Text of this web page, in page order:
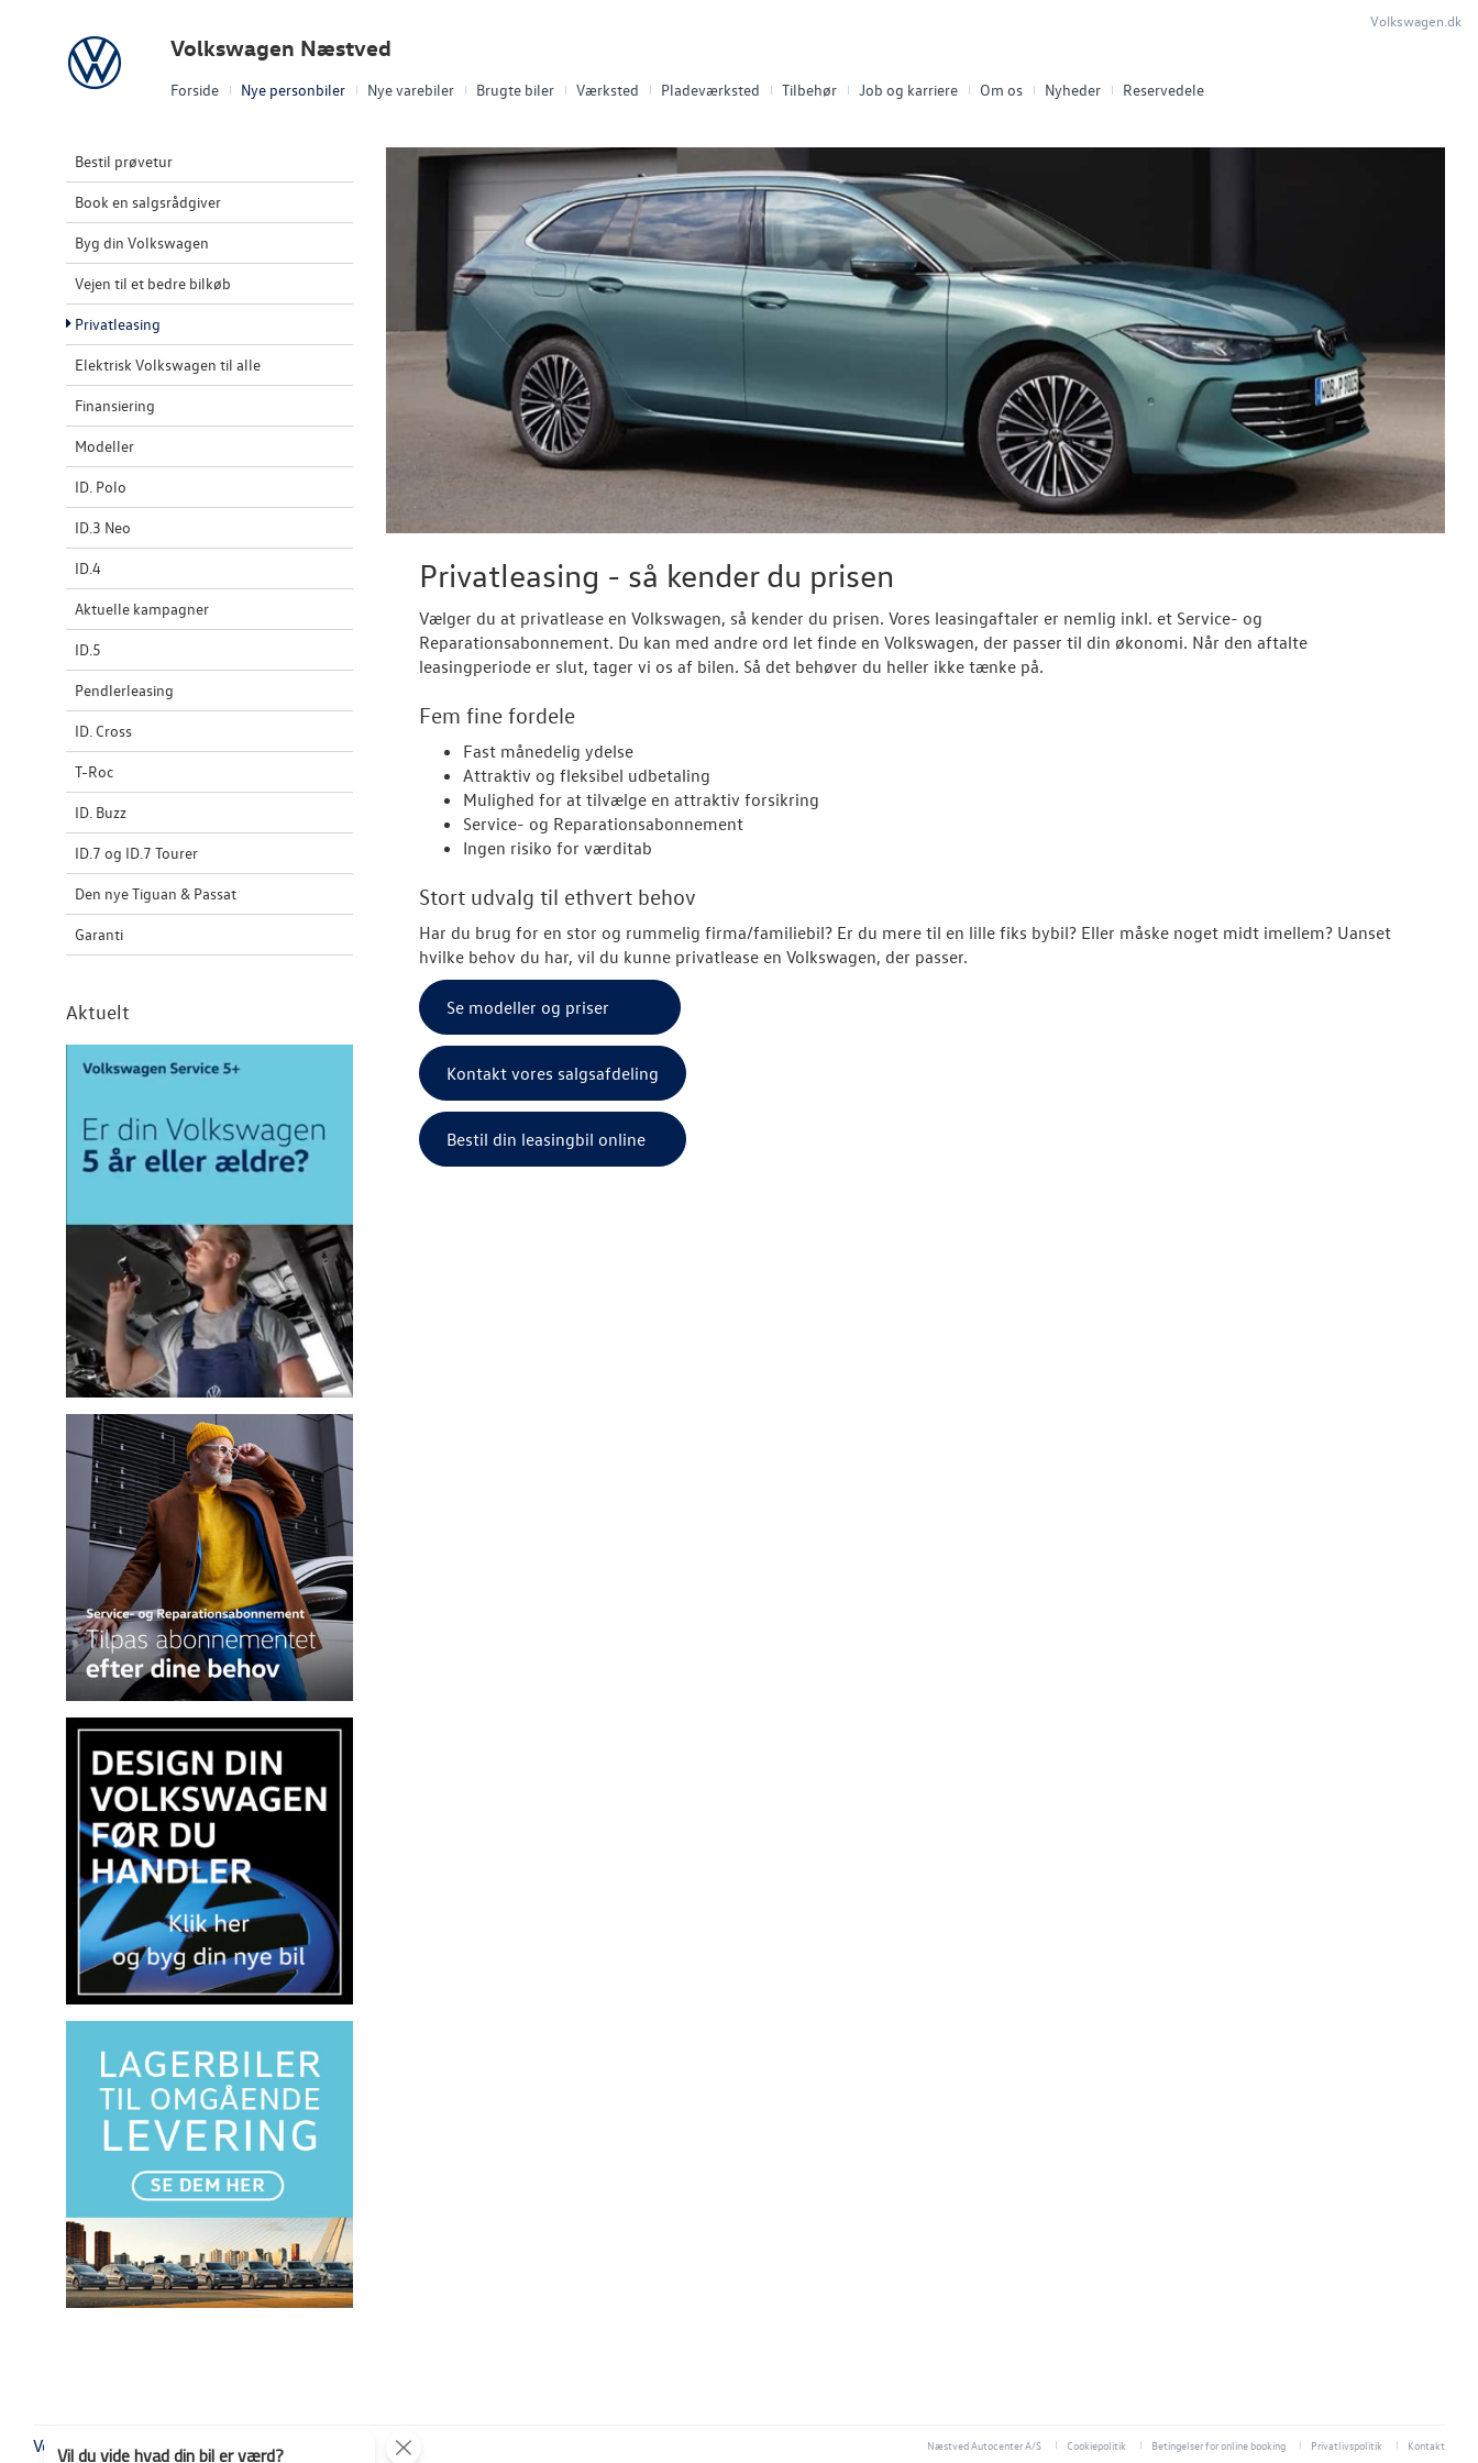
Forside Nye personbiler Nye varebiler Brugte biler Værksted Pladeværksted Tilbehør Job og karriere Om os Nyheder Reservedele
Volkswagen Volkswagen Næstved
Volkswagen.dk
Bestil prøvetur
Book en salgsrådgiver
Byg din Volkswagen
Vejen til et bedre bilkøb
Privatleasing
Elektrisk Volkswagen til alle
Finansiering
Modeller
ID. Polo
ID.3 Neo
ID.4
Aktuelle kampagner
ID.5
Pendlerleasing
ID. Cross
T-Roc
ID. Buzz
ID.7 og ID.7 Tourer
Den nye Tiguan & Passat
Garanti
Aktuelt
Privatleasing - så kender du prisen
Vælger du at privatlease en Volkswagen, så kender du prisen. Vores leasingaftaler er nemlig inkl. et Service- og
Reparationsabonnement. Du kan med andre ord let finde en Volkswagen, der passer til din økonomi. Når den aftalte
leasingperiode er slut, tager vi os af bilen. Så det behøver du heller ikke tænke på.
Fem fine fordele
Fast månedelig ydelse
Attraktiv og fleksibel udbetaling
Mulighed for at tilvælge en attraktiv forsikring
Service- og Reparationsabonnement
Ingen risiko for værditab
Stort udvalg til ethvert behov
Har du brug for en stor og rummelig firma/familiebil? Er du mere til en lille fiks bybil? Eller måske noget midt imellem? Uanset
hvilke behov du har, vil du kunne privatlease en Volkswagen, der passer.
Se modeller og priser
Kontakt vores salgsafdeling
Bestil din leasingbil online
Volkswagen Næstved Næstved Autocenter A/S Cookiepolitik Betingelser for online booking Privatlivspolitik Kontakt
Vil du vide hvad din bil er værd?